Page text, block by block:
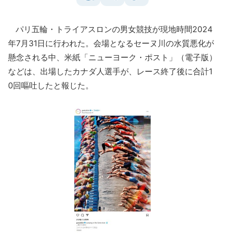
パリ五輪・トライアスロンの男女競技が現地時間2024
年7月31日に行われた。会場となるセーヌ川の水質悪化が
懸念される中、米紙「ニューヨーク・ポスト」（電子版）
などは、出場したカナダ人選手が、レース終了後に合計1
0回嘔吐したと報じた。